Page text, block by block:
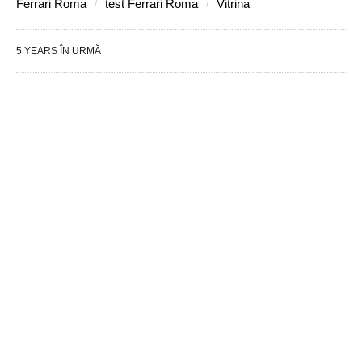
Ferrari Roma test Ferrari Roma Vitrina
5 YEARS ÎN URMĂ